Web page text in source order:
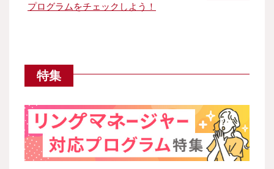
プログラムをチェックしよう！
特集